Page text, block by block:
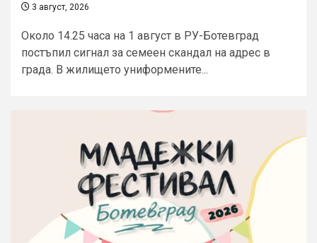
3 август, 2026
Около 14.25 часа на 1 август в РУ-Ботевград
постъпил сигнал за семеен скандал на адрес в
града. В жилището униформените...